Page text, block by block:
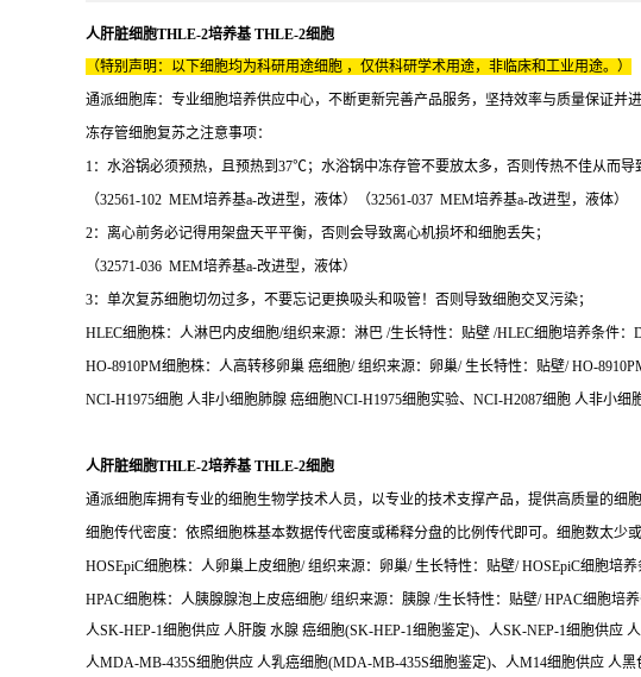
人肝脏细胞THLE-2培养基 THLE-2细胞
（特别声明：以下细胞均为科研用途细胞 ，仅供科研学术用途，非临床和工业用途。）
通派细胞库：专业细胞培养供应中心，不断更新完善产品服务，坚持效率与质量保证并
冻存管细胞复苏之注意事项：
1：水浴锅必须预热，且预热到37℃；水浴锅中冻存管不要放太多，否则传热不佳从而导
（32561-102 MEM培养基a-改进型，液体）（32561-037 MEM培养基a-改进型，液体）
2：离心前务必记得用架盘天平平衡，否则会导致离心机损坏和细胞丢失；
（32571-036 MEM培养基a-改进型，液体）
3：单次复苏细胞切勿过多，不要忘记更换吸头和吸管！否则导致细胞交叉污染；
HLEC细胞株：人淋巴内皮细胞/组织来源：淋巴 /生长特性：贴壁 /HLEC细胞培养条件：
HO-8910PM细胞株：人高转移卵巢 癌细胞/ 组织来源：卵巢/ 生长特性：贴壁/ HO-
NCI-H1975细胞 人非小细胞肺腺 癌细胞NCI-H1975细胞实验、NCI-H2087细胞 人非小细
人肝脏细胞THLE-2培养基 THLE-2细胞
通派细胞库拥有专业的细胞生物学技术人员，以专业的技术支撑产品，提供高质量的细胞
细胞传代密度：依照细胞株基本数据传代密度或稀释分盘的比例传代即可。细胞数太少
HOSEpiC细胞株：人卵巢上皮细胞/ 组织来源：卵巢/ 生长特性：贴壁/ HOSEpiC细胞培养
HPAC细胞株：人胰腺腺泡上皮癌细胞/ 组织来源：胰腺 /生长特性：贴壁/ HPAC细胞培养
人SK-HEP-1细胞供应 人肝腹 水腺 癌细胞(SK-HEP-1细胞鉴定)、人SK-NEP-1细胞供应
人MDA-MB-435S细胞供应 人乳癌细胞(MDA-MB-435S细胞鉴定)、人M14细胞供应 人